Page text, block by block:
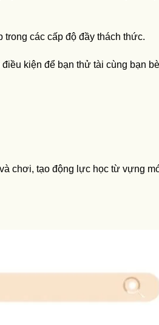
các cấp độ đầy thách thức.
kiện để bạn thử tài cùng bạn
chơi, tạo động lực học từ vựng